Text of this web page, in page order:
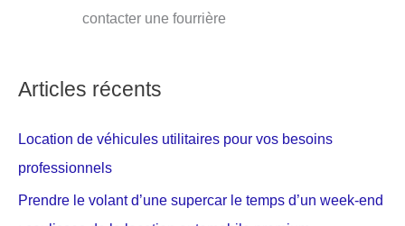
contacter une fourrière
Articles récents
Location de véhicules utilitaires pour vos besoins
professionnels
Prendre le volant d’une supercar le temps d’un week-end